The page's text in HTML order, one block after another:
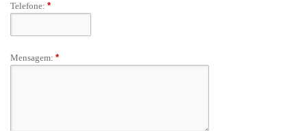
Telefone: *
Mensagem: *